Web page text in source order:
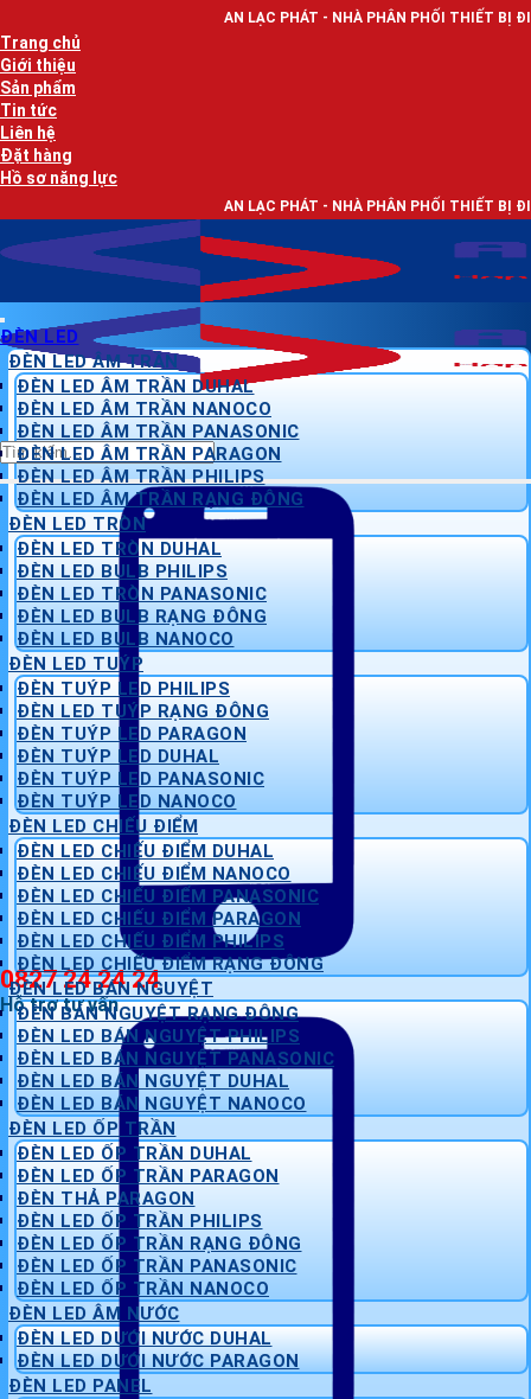
qua
nội
dung
AN LẠC PHÁT - NHÀ PHÂN PHỐI THIẾT BỊ ĐIỆN, DÂY ĐIỆN VÀ
Trang chủ
Giới thiệu
Sản phẩm
Tin tức
Liên hệ
Đặt hàng
Hồ sơ năng lực
AN LẠC PHÁT - NHÀ PHÂN PHỐI THIẾT BỊ ĐIỆN, DÂY ĐIỆN VÀ
Tìm
kiếm:
0827 24 24 24
Hỗ trợ tư vấn
ĐÈN LED
ĐÈN LED ÂM TRẦN
ĐÈN LED ÂM TRẦN DUHAL
ĐÈN LED ÂM TRẦN NANOCO
ĐÈN LED ÂM TRẦN PANASONIC
ĐÈN LED ÂM TRẦN PARAGON
ĐÈN LED ÂM TRẦN PHILIPS
ĐÈN LED ÂM TRẦN RẠNG ĐÔNG
ĐÈN LED TRÒN
ĐÈN LED TRÒN DUHAL
ĐÈN LED BULB PHILIPS
ĐÈN LED TRÒN PANASONIC
ĐÈN LED BULB RẠNG ĐÔNG
ĐÈN LED BULB NANOCO
ĐÈN LED TUÝP
ĐÈN TUÝP LED PHILIPS
ĐÈN LED TUÝP RẠNG ĐÔNG
ĐÈN TUÝP LED PARAGON
ĐÈN TUÝP LED DUHAL
ĐÈN TUÝP LED PANASONIC
ĐÈN TUÝP LED NANOCO
ĐÈN LED CHIẾU ĐIỂM
ĐÈN LED CHIẾU ĐIỂM DUHAL
ĐÈN LED CHIẾU ĐIỂM NANOCO
ĐÈN LED CHIẾU ĐIỂM PANASONIC
ĐÈN LED CHIẾU ĐIỂM PARAGON
ĐÈN LED CHIẾU ĐIỂM PHILIPS
ĐÈN LED CHIẾU ĐIỂM RẠNG ĐÔNG
ĐÈN LED BÁN NGUYỆT
ĐÈN BÁN NGUYỆT RẠNG ĐÔNG
ĐÈN LED BÁN NGUYỆT PHILIPS
ĐÈN LED BÁN NGUYỆT PANASONIC
ĐÈN LED BÁN NGUYỆT DUHAL
ĐÈN LED BÁN NGUYỆT NANOCO
ĐÈN LED ỐP TRẦN
ĐÈN LED ỐP TRẦN DUHAL
ĐÈN LED ỐP TRẦN PARAGON
ĐÈN THẢ PARAGON
ĐÈN LED ỐP TRẦN PHILIPS
ĐÈN LED ỐP TRẦN RẠNG ĐÔNG
ĐÈN LED ỐP TRẦN PANASONIC
ĐÈN LED ỐP TRẦN NANOCO
ĐÈN LED ÂM NƯỚC
ĐÈN LED DƯỚI NƯỚC DUHAL
ĐÈN LED DƯỚI NƯỚC PARAGON
ĐÈN LED PANEL